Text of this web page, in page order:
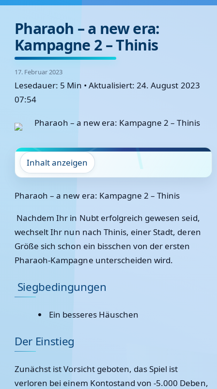
Pharaoh – a new era:
Kampagne 2 – Thinis
17. Februar 2023
Lesedauer: 5 Min • Aktualisiert: 24. August 2023
07:54
Inhalt anzeigen
Pharaoh – a new era: Kampagne 2 – Thinis
Nachdem Ihr in Nubt erfolgreich gewesen seid,
wechselt Ihr nun nach Thinis, einer Stadt, deren
Größe sich schon ein bisschen von der ersten
Pharaoh-Kampagne unterscheiden wird.
Siegbedingungen
Ein besseres Häuschen
Der Einstieg
Zunächst ist Vorsicht geboten, das Spiel ist
verloren bei einem Kontostand von -5.000 Deben,